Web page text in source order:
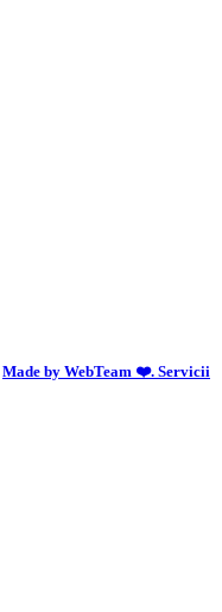
Made by WebTeam ❤️. Servicii